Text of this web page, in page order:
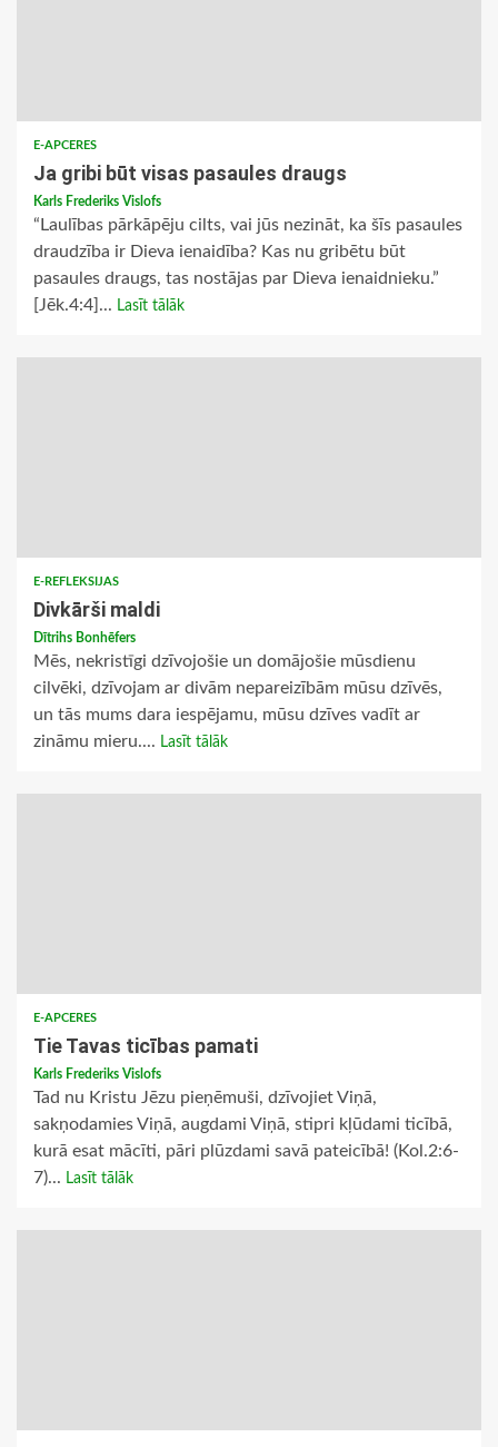
E-APCERES
Ja gribi būt visas pasaules draugs
Karls Frederiks Vislofs
“Laulības pārkāpēju cilts, vai jūs nezināt, ka šīs pasaules
draudzība ir Dieva ienaidība? Kas nu gribētu būt
pasaules draugs, tas nostājas par Dieva ienaidnieku.”
[Jēk.4:4]... Lasīt tālāk
E-REFLEKSIJAS
Divkārši maldi
Dītrihs Bonhēfers
Mēs, nekristīgi dzīvojošie un domājošie mūsdienu
cilvēki, dzīvojam ar divām nepareizībām mūsu dzīvēs,
un tās mums dara iespējamu, mūsu dzīves vadīt ar
zināmu mieru.... Lasīt tālāk
E-APCERES
Tie Tavas ticības pamati
Karls Frederiks Vislofs
Tad nu Kristu Jēzu pieņēmuši, dzīvojiet Viņā,
sakņodamies Viņā, augdami Viņā, stipri kļūdami ticībā,
kurā esat mācīti, pāri plūzdami savā pateicībā! (Kol.2:6-
7)... Lasīt tālāk